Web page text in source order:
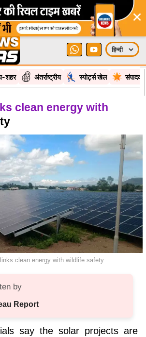
×
शहर अंतर्राष्ट्रीय स्पोर्ट्स खेल
clean energy with
clean energy with wildlife safety
by
Report
say the solar projects are